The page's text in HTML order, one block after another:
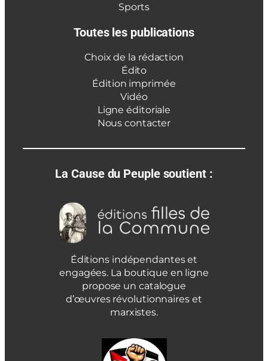
Sports
Toutes les publications
Choix de la rédaction
Édito
Édition imprimée
Vidéo
Ligne éditoriale
Nous contacter
La Cause du Peuple soutient :
Éditions indépendantes et
engagées. La boutique en ligne
propose un catalogue
d’œuvres révolutionnaires et
marxistes.